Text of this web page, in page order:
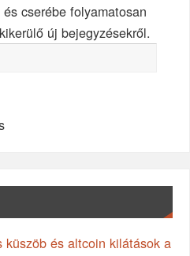
cserébe folyamatosan
új bejegyzésekről.
és altcoin kilátások a